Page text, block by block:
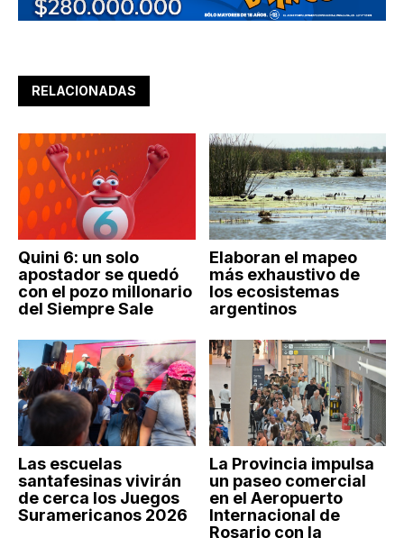
RELACIONADAS
Quini 6: un solo
apostador se quedó
con el pozo millonario
del Siempre Sale
Elaboran el mapeo
más exhaustivo de
los ecosistemas
argentinos
Las escuelas
santafesinas vivirán
de cerca los Juegos
Suramericanos 2026
La Provincia impulsa
un paseo comercial
en el Aeropuerto
Internacional de
Rosario con la